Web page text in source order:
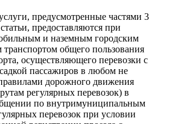
предусмотренные частями 3
предоставляются при
и наземным городским
транспортом общего пользования
осуществляющего перевозки с
пассажиров в любом не
дорожного движения
регулярных перевозок) в
по внутримуниципальным
перевозок при условии